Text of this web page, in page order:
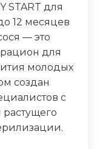
7,5%,
кислота
START для
12 месяцев
— это
для
молодых
создан
с
растущего